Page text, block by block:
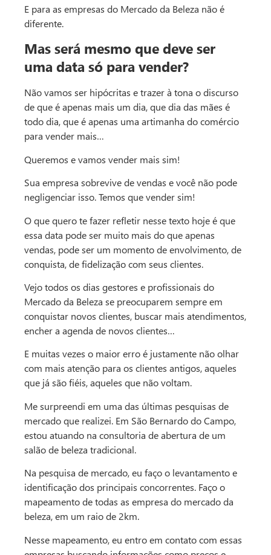
E para as empresas do Mercado da Beleza não é
diferente.
Mas será mesmo que deve ser
uma data só para vender?
Não vamos ser hipócritas e trazer à tona o discurso
de que é apenas mais um dia, que dia das mães é
todo dia, que é apenas uma artimanha do comércio
para vender mais…
Queremos e vamos vender mais sim!
Sua empresa sobrevive de vendas e você não pode
negligenciar isso. Temos que vender sim!
O que quero te fazer refletir nesse texto hoje é que
essa data pode ser muito mais do que apenas
vendas, pode ser um momento de envolvimento, de
conquista, de fidelização com seus clientes.
Vejo todos os dias gestores e profissionais do
Mercado da Beleza se preocuparem sempre em
conquistar novos clientes, buscar mais atendimentos,
encher a agenda de novos clientes…
E muitas vezes o maior erro é justamente não olhar
com mais atenção para os clientes antigos, aqueles
que já são fiéis, aqueles que não voltam.
Me surpreendi em uma das últimas pesquisas de
mercado que realizei. Em São Bernardo do Campo,
estou atuando na consultoria de abertura de um
salão de beleza tradicional.
Na pesquisa de mercado, eu faço o levantamento e
identificação dos principais concorrentes. Faço o
mapeamento de todas as empresa do mercado da
beleza, em um raio de 2km.
Nesse mapeamento, eu entro em contato com essas